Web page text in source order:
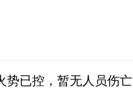
势已控，暂无人员伤亡